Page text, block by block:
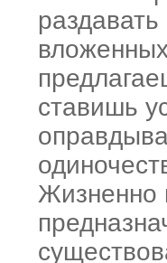
ставишь
Жизненно